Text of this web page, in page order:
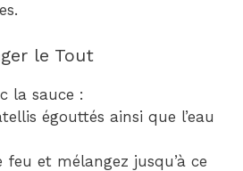
le Tout
la sauce :
égouttés ainsi que l’eau
feu et mélangez jusqu’à ce